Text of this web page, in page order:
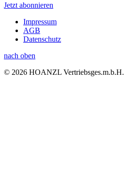
Jetzt abonnieren
Impressum
AGB
Datenschutz
nach oben
© 2026 HOANZL Vertriebsges.m.b.H.